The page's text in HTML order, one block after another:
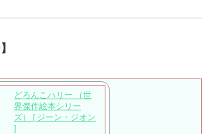
どろんこハリー （世
界傑作絵本シリー
ズ） [ ジーン・ジオン
]